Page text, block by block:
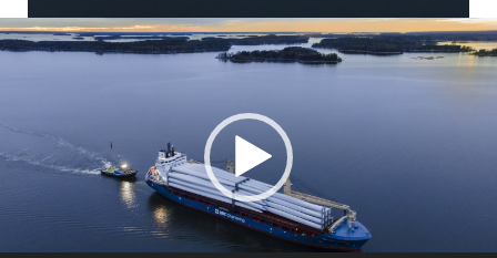
Video-
Player